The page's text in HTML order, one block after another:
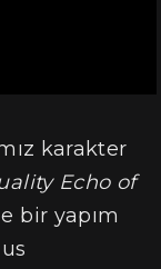
karakter
Echo of
bir yapım